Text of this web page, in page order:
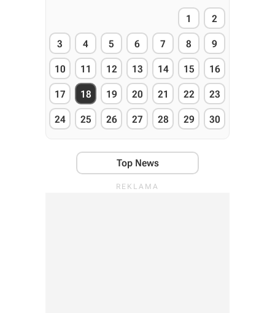
1 2
3 4 5 6 7 8 9
10 11 12 13 14 15 16
17 18 19 20 21 22 23
24 25 26 27 28 29 30
Top News